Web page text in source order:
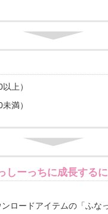
上）
満）
ーっちに成長するに
ロードアイテムの「ふな